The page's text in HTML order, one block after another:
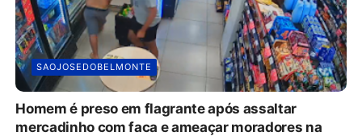
SAOJOSEDOBELMONTE
Homem é preso em flagrante após assaltar
mercadinho com faca e ameaçar moradores na